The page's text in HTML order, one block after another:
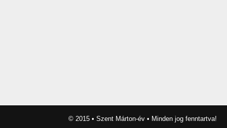
© 2015 • Szent Márton-év • Minden jog fenntartva!